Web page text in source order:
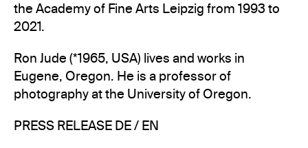
the Academy of Fine Arts Leipzig from 1993 to
2021.
Ron Jude (*1965, USA) lives and works in
Eugene, Oregon. He is a professor of
photography at the University of Oregon.
PRESS RELEASE DE / EN